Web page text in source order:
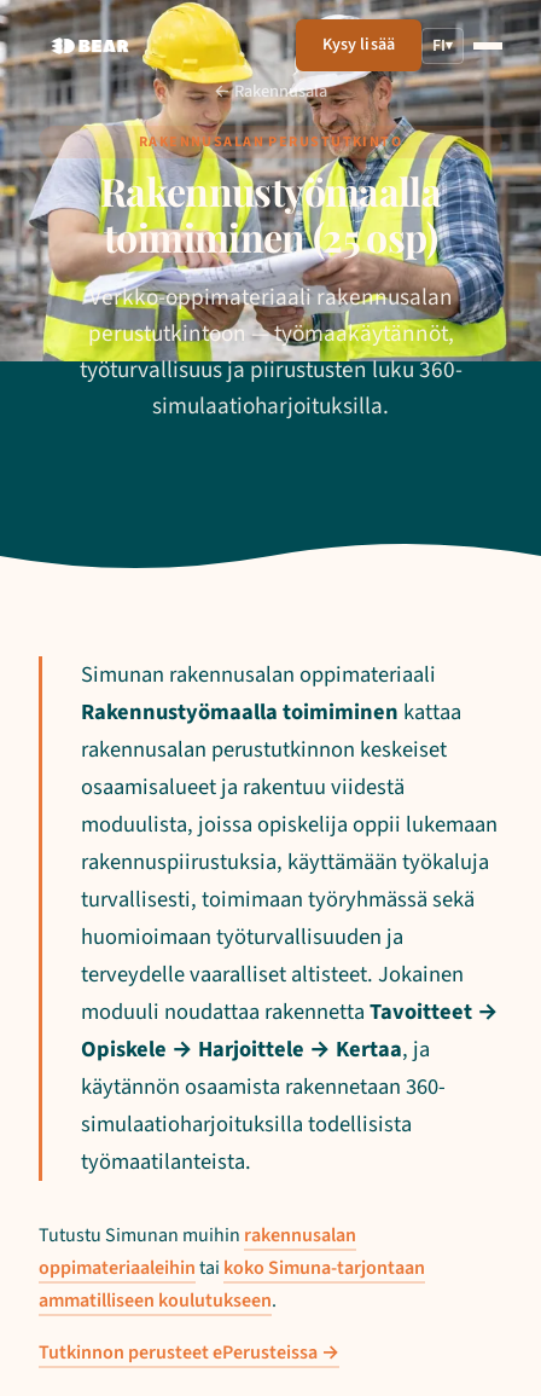
Kysy lisää FI▾
← Rakennusala
RAKENNUSALAN PERUSTUTKINTO
Rakennustyömaalla
toimiminen (25 osp)
Verkko-oppimateriaali rakennusalan
perustutkintoon — työmaakäytännöt,
työturvallisuus ja piirustusten luku 360-
simulaatioharjoituksilla.
Simunan rakennusalan oppimateriaali
Rakennustyömaalla toimiminen kattaa
rakennusalan perustutkinnon keskeiset
osaamisalueet ja rakentuu viidestä
moduulista, joissa opiskelija oppii lukemaan
rakennuspiirustuksia, käyttämään työkaluja
turvallisesti, toimimaan työryhmässä sekä
huomioimaan työturvallisuuden ja
terveydelle vaaralliset altisteet. Jokainen
moduuli noudattaa rakennettaTavoitteet →
Opiskele → Harjoittele → Kertaa, ja
käytännön osaamista rakennetaan 360-
simulaatioharjoituksilla todellisista
työmaatilanteista.
Tutustu Simunan muihin rakennusalan
oppimateriaaleihintai koko Simuna-tarjontaan
ammatilliseen koulutukseen.
Tutkinnon perusteet ePerusteissa →